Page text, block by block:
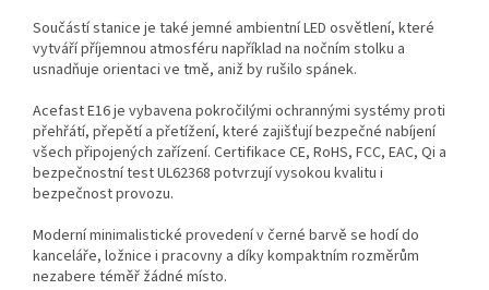
Součástí stanice je také jemné ambientní LED osvětlení, které
vytváří příjemnou atmosféru například na nočním stolku a
usnadňuje orientaci ve tmě, aniž by rušilo spánek.
Acefast E16 je vybavena pokročilými ochrannými systémy proti
přehřátí, přepětí a přetížení, které zajišťují bezpečné nabíjení
všech připojených zařízení. Certifikace CE, RoHS, FCC, EAC, Qi a
bezpečnostní test UL62368 potvrzují vysokou kvalitu i
bezpečnost provozu.
Moderní minimalistické provedení v černé barvě se hodí do
kanceláře, ložnice i pracovny a díky kompaktním rozměrům
nezabere téměř žádné místo.